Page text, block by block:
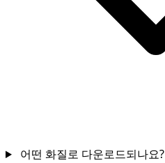
어떤 화질로 다운로드되나요?